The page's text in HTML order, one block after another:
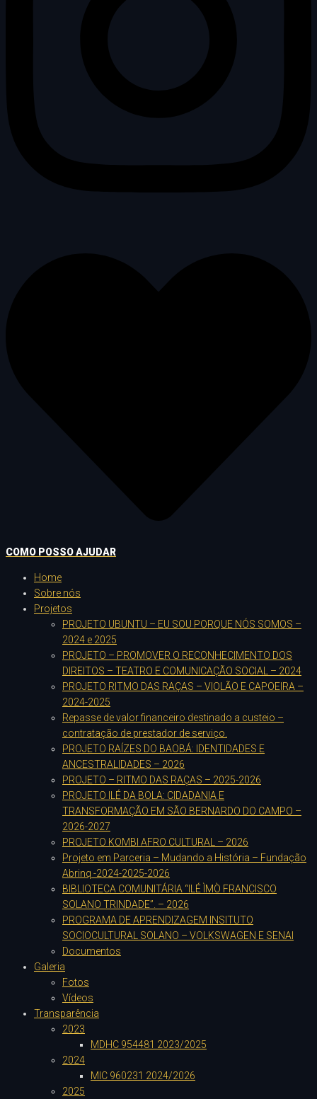
COMO POSSO AJUDAR
Home
Sobre nós
Projetos
PROJETO UBUNTU – EU SOU PORQUE NÓS SOMOS –
2024 e 2025
PROJETO – PROMOVER O RECONHECIMENTO DOS
DIREITOS – TEATRO E COMUNICAÇÃO SOCIAL – 2024
PROJETO RITMO DAS RAÇAS – VIOLÃO E CAPOEIRA –
2024-2025
Repasse de valor financeiro destinado a custeio –
contratação de prestador de serviço.
PROJETO RAÍZES DO BAOBÁ: IDENTIDADES E
ANCESTRALIDADES – 2026
PROJETO – RITMO DAS RAÇAS – 2025-2026
PROJETO ILÉ DA BOLA: CIDADANIA E
TRANSFORMAÇÃO EM SÃO BERNARDO DO CAMPO –
2026-2027
PROJETO KOMBI AFRO CULTURAL – 2026
Projeto em Parceria – Mudando a História – Fundação
Abrinq -2024-2025-2026
BIBLIOTECA COMUNITÁRIA “ILÉ ÌMÒ FRANCISCO
SOLANO TRINDADE”. – 2026
PROGRAMA DE APRENDIZAGEM INSITUTO
SOCIOCULTURAL SOLANO – VOLKSWAGEN E SENAI
Documentos
Galeria
Fotos
Vídeos
Transparência
2023
MDHC 954481 2023/2025
2024
MIC 960231 2024/2026
2025